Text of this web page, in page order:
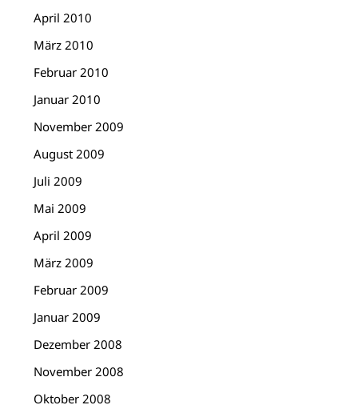
April 2010
März 2010
Februar 2010
Januar 2010
November 2009
August 2009
Juli 2009
Mai 2009
April 2009
März 2009
Februar 2009
Januar 2009
Dezember 2008
November 2008
Oktober 2008